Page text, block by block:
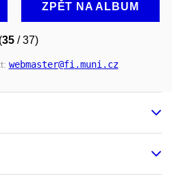
ZPĚT NA ALBUM
(35 / 37)
webmaster@fi.muni.cz